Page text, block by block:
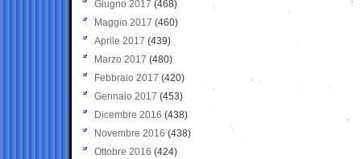
Giugno 2017 (468)
Maggio 2017 (460)
Aprile 2017 (439)
Marzo 2017 (480)
Febbraio 2017 (420)
Gennaio 2017 (453)
Dicembre 2016 (438)
Novembre 2016 (438)
Ottobre 2016 (424)